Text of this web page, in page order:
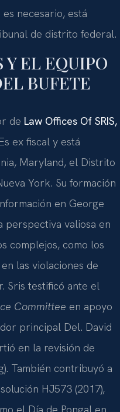
necesario, está
de distrito federal.
Y EL EQUIPO
BUFETE
de Law Offices Of SRIS,
ex fiscal y está
Maryland, el Distrito
York. Su formación
en George
perspectiva valiosa en
complejos, como los
las violaciones de
Sris testificó ante el
Committee en apoyo
principal Del. David
en la revisión de
También contribuyó a
HJ573 (2017),